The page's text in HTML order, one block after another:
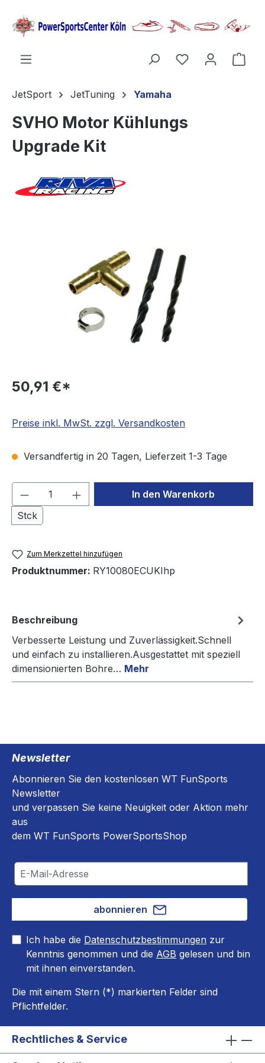
springen
JetSport JetTuning Yamaha
SVHO Motor Kühlungs
Upgrade Kit
50,91 €*
Preise inkl. MwSt. zzgl. Versandkosten
Versandfertig in 20 Tagen, Lieferzeit 1-3 Tage
Produkt Anzahl: Gib den
Stck
In den Warenkorb
Zum Merkzettel hinzufügen
Produktnummer: RY10080ECUKIhp
Beschreibung
Verbesserte Leistung und Zuverlässigkeit.Schnell
und einfach zu installieren.Ausgestattet mit speziell
dimensionierten Bohre… Mehr
Newsletter
Abonnieren Sie den kostenlosen WT FunSports
Newsletter
und verpassen Sie keine Neuigkeit oder Aktion mehr
aus
dem WT FunSports PowerSportsShop
abonnieren
Ich habe die Datenschutzbestimmungen zur
Kenntnis genommen und die AGB gelesen und bin
mit ihnen einverstanden.
Die mit einem Stern (*) markierten Felder sind
Pflichtfelder.
Rechtliches & Service